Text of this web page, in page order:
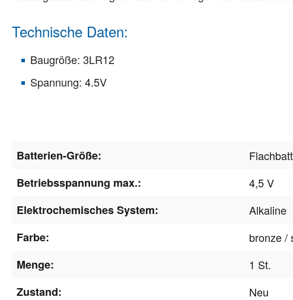
Technische Daten:
Baugröße: 3LR12
Spannung: 4.5V
Batterien-Größe:
Betriebsspannung max.:
4,5 V
Elektrochemisches System:
Alkaline
Farbe:
bronze /
Menge:
1 St.
Zustand:
Neu